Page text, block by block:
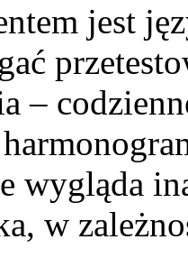
jest
–
wygląda
w